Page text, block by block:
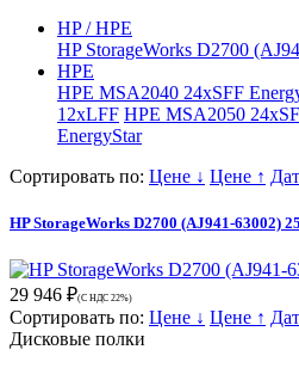
HP / HPE
HP StorageWorks D2700
HPE
HPE MSA2040 24xSFF
12xLFF HPE MSA2050
EnergyStar
Сортировать по: Цене ↓ Цене ↑
HP StorageWorks D2700 (AJ941-63002)
29 946 ₽(С НДС 22%)
Сортировать по: Цене ↓ Цене ↑
Дисковые полки